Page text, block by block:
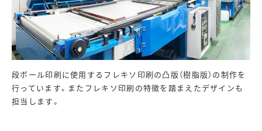
段ボール印刷に使用するフレキソ印刷の凸版（樹脂版）の制作を
行っています。またフレキソ印刷の特徴を踏まえたデザインも
担当します。